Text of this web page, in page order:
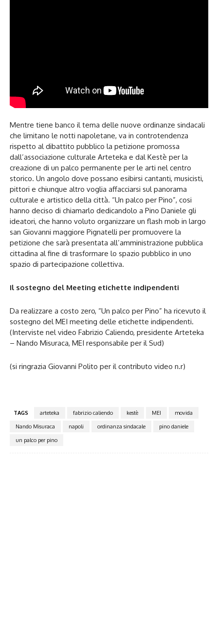
Mentre tiene banco il tema delle nuove ordinanze sindacali
che limitano le notti napoletane, va in controtendenza
rispetto al dibattito pubblico la petizione promossa
dall’associazione culturale Arteteka e dal Kestè per la
creazione di un palco permanente per le arti nel centro
storico. Un angolo dove possano esibirsi cantanti, musicisti,
pittori e chiunque altro voglia affacciarsi sul panorama
culturale e artistico della città. “Un palco per Pino”, cosi
hanno deciso di chiamarlo dedicandolo a Pino Daniele gli
ideatori, che hanno voluto organizzare un flash mob in largo
san Giovanni maggiore Pignatelli per promuovere la
petizione che sarà presentata all’amministrazione pubblica
cittadina al fine di trasformare lo spazio pubblico in uno
spazio di partecipazione collettiva.
Il sostegno del Meeting etichette indipendenti
Da realizzare a costo zero, “Un palco per Pino” ha ricevuto il
sostegno del MEI meeting delle etichette indipendenti.
(Interviste nel video Fabrizio Caliendo, presidente Arteteka
– Nando Misuraca, MEI responsabile per il Sud)
(si ringrazia Giovanni Polito per il contributo video n.r)
TAGS arteteka fabrizio caliendo kestè MEI
movida
Nando Misuraca
napoli ordinanza sindacale
pino daniele
un palco per pino